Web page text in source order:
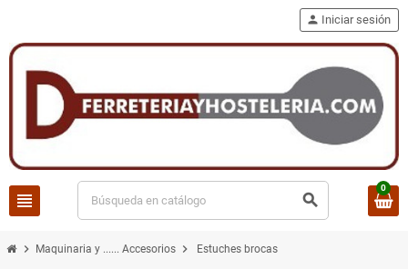
view_headline search
person Iniciar sesión
0
chevron_right Maquinaria y ...... Accesorios chevron_right Estuches brocas